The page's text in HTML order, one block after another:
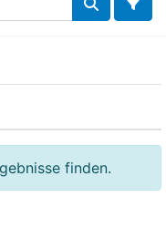
finden.